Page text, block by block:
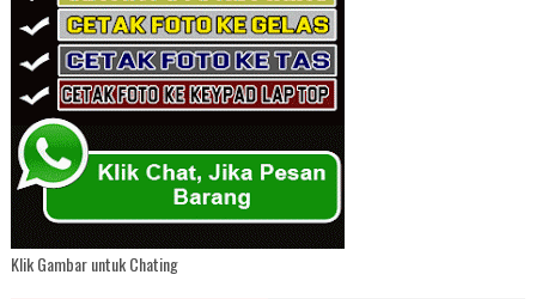
Klik Gambar untuk Chating